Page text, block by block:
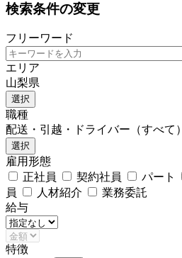
検索条件の変更
フリーワード
エリア
山梨県
選択
職種
配送・引越・ドライバー（すべて）
選択
雇用形態
正社員
契約社員 パート
員
人材紹介
業務委託
給与
特徴